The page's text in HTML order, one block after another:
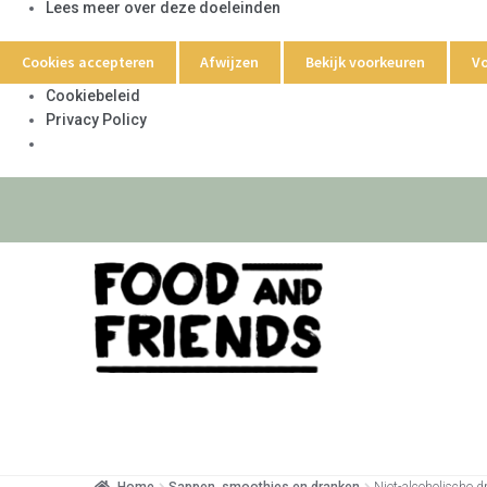
Lees meer over deze doeleinden
Cookies accepteren Afwijzen Bekijk voorkeuren
Cookiebeleid
Privacy Policy